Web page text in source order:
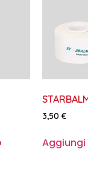
3,50 €